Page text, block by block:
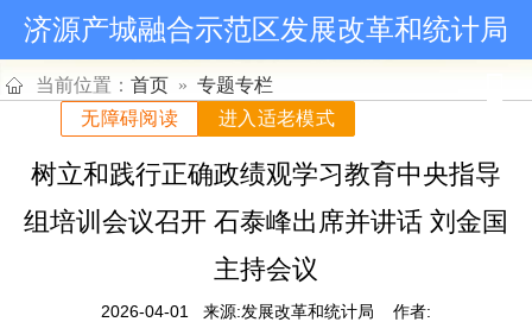
济源产城融合示范区发展改革和统计局
当前位置： 首页 » 专题专栏
树立和践行正确政绩观学习教育中央指导
组培训会议召开 石泰峰出席并讲话 刘金国
主持会议
2026-04-01 来源:发展改革和统计局 作者:
进入适老模式
无障碍阅读